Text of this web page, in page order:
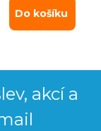
Do košíku
akcí a